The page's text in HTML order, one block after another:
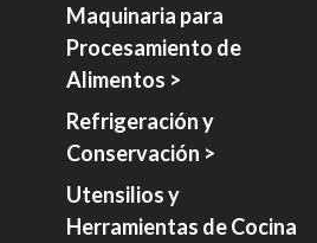
Maquinaria para
Procesamiento de
Alimentos >
Refrigeración y
Conservación >
Utensilios y
Herramientas de Cocina